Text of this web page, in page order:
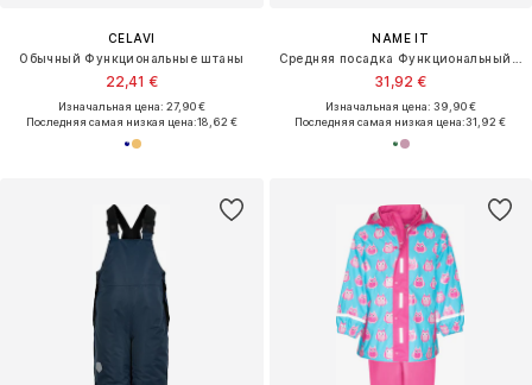
CELAVI
Обычный Функциональные штаны
22,41 €
Изначальная цена: 27,90 €
Последняя самая низкая цена:18,62 €
NAME IT
31,92 €
Изначальная цена: 39,90 €
Последняя самая низкая цена:31,92 €